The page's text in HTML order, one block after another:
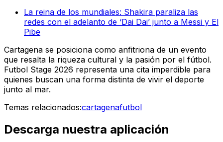
La reina de los mundiales: Shakira paraliza las
redes con el adelanto de ‘Dai Dai’ junto a Messi y El
Pibe
Cartagena se posiciona como anfitriona de un evento
que resalta la riqueza cultural y la pasión por el fútbol.
Futbol Stage 2026 representa una cita imperdible para
quienes buscan una forma distinta de vivir el deporte
junto al mar.
Temas relacionados:cartagenafutbol
Descarga nuestra aplicación